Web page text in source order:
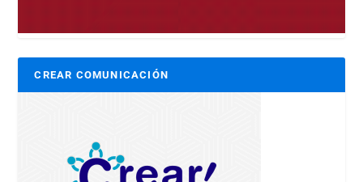
CREAR COMUNICACIÓN